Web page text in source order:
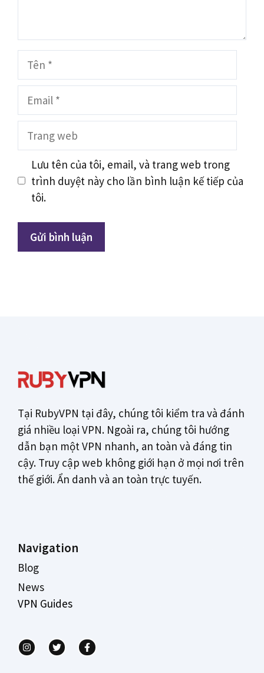
Tên
Lưu tên của tôi, email, và trang web trong
trình duyệt này cho lần bình luận kế tiếp của
tôi.
Tại RubyVPN tại đây, chúng tôi kiểm tra và đánh
giá nhiều loại VPN. Ngoài ra, chúng tôi hướng
dẫn bạn một VPN nhanh, an toàn và đáng tin
cậy. Truy cập web không giới hạn ở mọi nơi trên
thế giới. Ẩn danh và an toàn trực tuyến.
Navigation
Blog
News
VPN Guides